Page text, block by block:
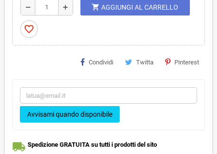
remove add shopping_cart AGGIUNGI AL CARRELLO
favorite_border
Condividi Twitta Pinterest
Avvisami quando disponibile
local_shipping Spedizione GRATUITA su tutti i prodotti del sito